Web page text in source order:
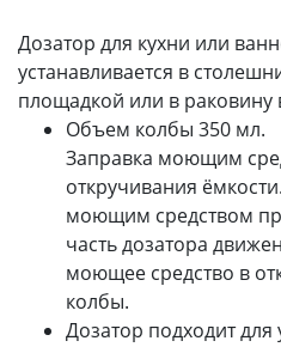
Дозатор для кухни или
устанавливается в
площадкой или в раковину
Объем колбы 350 мл.
Заправка моющим
откручивания
моющим средством
часть дозатора
моющее средство в
колбы.
Дозатор подходит